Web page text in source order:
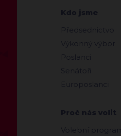
Kdo jsme
Předsednictvo
Výkonný výbor
Poslanci
Senátoři
Europoslanci
Proč nás volit
Volební program